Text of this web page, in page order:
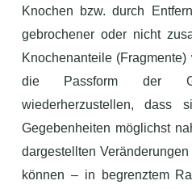
Knochen bzw. durch
gebrochener oder nicht
Knochenanteile
die Passform der
wiederherzustellen, dass
Gegebenheiten möglichst
dargestellten
können – in begrenztem